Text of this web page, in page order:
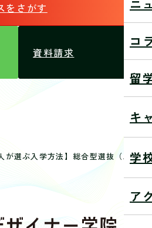
ニ
コ
留
キ
学
ア
をさがす
資料請求
が選ぶ入学方法】総合型選抜（AO入